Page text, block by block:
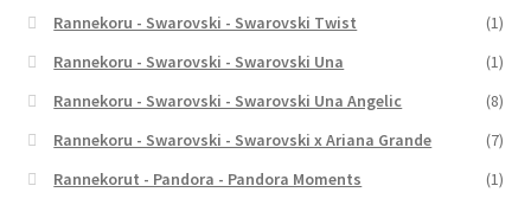
Rannekoru - Swarovski - Swarovski Twist
(1)
Rannekoru - Swarovski - Swarovski Una
(1)
Rannekoru - Swarovski - Swarovski Una Angelic
(8)
Rannekoru - Swarovski - Swarovski x Ariana Grande
(7)
Rannekorut - Pandora - Pandora Moments
(1)